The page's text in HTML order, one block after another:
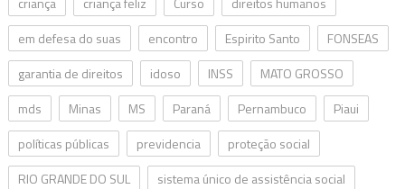
em defesa do suas
encontro Espirito Santo
FONSEAS
garantia de direitos
idoso INSS
MATO GROSSO
mds
Minas MS Paraná Pernambuco
Piaui
políticas públicas
previdencia
proteção social
RIO GRANDE DO SUL
sistema único de assistência social